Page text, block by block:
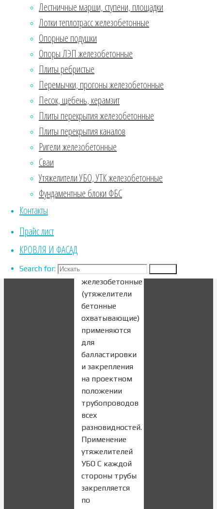
Лестничные марши, ступени, площадки
Лотки теплотрасс железобетонные
Опорные подушки
Опоры ЛЭП железобетонные
Плиты ребристые
Перемычки, прогоны железобетонные
Песок, щебень, керамзит
Плиты перекрытия железобетонные
Плиты перекрытия каналов
Ригели железобетонные
Сваи
Утяжелители УБО, УТК железобетонные
Фундаментные блоки ФБС
Контакты
Прайс лист
КРОВЛЯ И ФАСАД
Search for:
щебне. Бетон
Компания
“ТСК
Экострой”
бетон в Орле
различных
марок, таких
как М100,
Узнать больше
Утяжелители
железобетонные
(утяжелители
бетонные
охватывающие)
применяются
для
балластировки
и закрепления
на проектном
положении
трубопроводов
всех
разновидностей.
Применение
утяжелителей
УБО С каждой
стороны трубы
закрепляется
по